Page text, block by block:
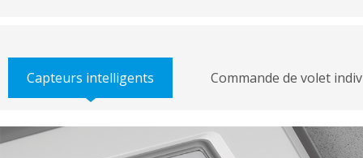
Capteurs intelligents Commande de volet